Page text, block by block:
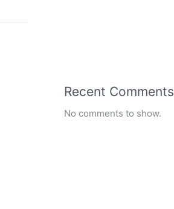
Recent Comments
No comments to show.